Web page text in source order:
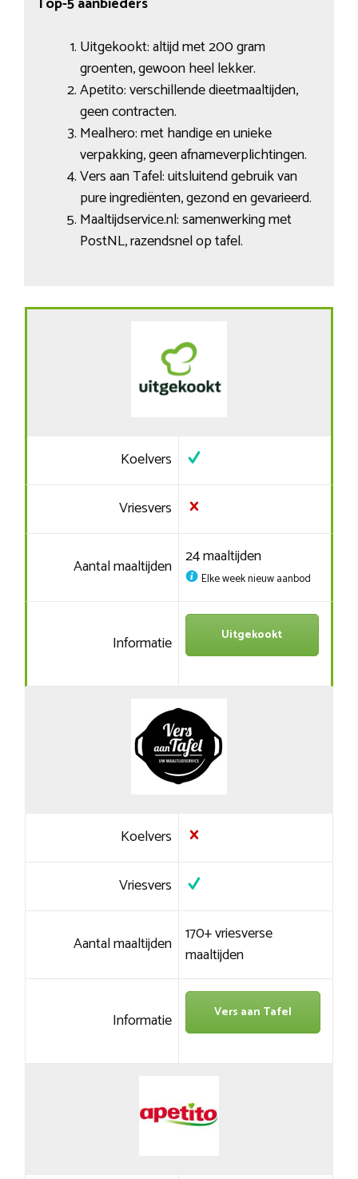
Uitgekookt: altijd met 200 gram
groenten, gewoon heel lekker.
Apetito: verschillende dieetmaaltijden,
geen contracten.
Mealhero: met handige en unieke
verpakking, geen afnameverplichtingen.
Vers aan Tafel: uitsluitend gebruik van
pure ingrediënten, gezond en gevarieerd.
Maaltijdservice.nl: samenwerking met
PostNL, razendsnel op tafel.
Koelvers
Vriesvers
Aantal maaltijden 24 maaltijden
Elke week nieuw aanbod
Informatie Uitgekookt
Koelvers
Vriesvers
Aantal maaltijden 170+ vriesverse
maaltijden
Informatie Vers aan Tafel